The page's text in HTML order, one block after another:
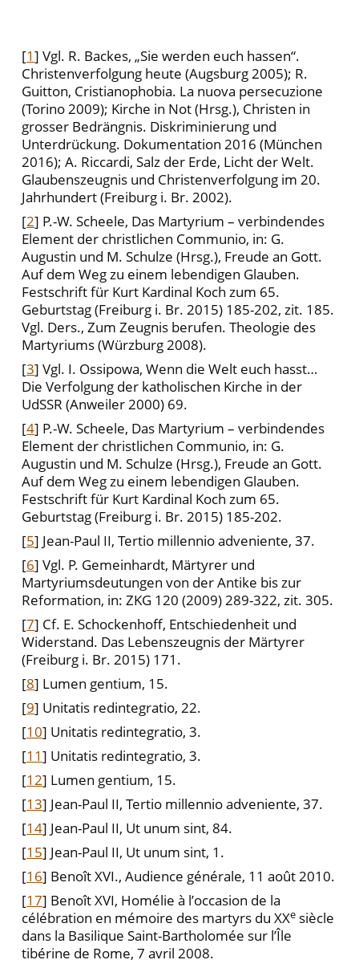
[1] Vgl. R. Backes, „Sie werden euch hassen“.
Christenverfolgung heute (Augsburg 2005); R.
Guitton, Cristianophobia. La nuova persecuzione
(Torino 2009); Kirche in Not (Hrsg.), Christen in
grosser Bedrängnis. Diskriminierung und
Unterdrückung. Dokumentation 2016 (München
2016); A. Riccardi, Salz der Erde, Licht der Welt.
Glaubenszeugnis und Christenverfolgung im 20.
Jahrhundert (Freiburg i. Br. 2002).
[2] P.-W. Scheele, Das Martyrium – verbindendes
Element der christlichen Communio, in: G.
Augustin und M. Schulze (Hrsg.), Freude an Gott.
Auf dem Weg zu einem lebendigen Glauben.
Festschrift für Kurt Kardinal Koch zum 65.
Geburtstag (Freiburg i. Br. 2015) 185-202, zit. 185.
Vgl. Ders., Zum Zeugnis berufen. Theologie des
Martyriums (Würzburg 2008).
[3] Vgl. I. Ossipowa, Wenn die Welt euch hasst…
Die Verfolgung der katholischen Kirche in der
UdSSR (Anweiler 2000) 69.
[4] P.-W. Scheele, Das Martyrium – verbindendes
Element der christlichen Communio, in: G.
Augustin und M. Schulze (Hrsg.), Freude an Gott.
Auf dem Weg zu einem lebendigen Glauben.
Festschrift für Kurt Kardinal Koch zum 65.
Geburtstag (Freiburg i. Br. 2015) 185-202.
[5] Jean-Paul II, Tertio millennio adveniente, 37.
[6] Vgl. P. Gemeinhardt, Märtyrer und
Martyriumsdeutungen von der Antike bis zur
Reformation, in: ZKG 120 (2009) 289-322, zit. 305.
[7] Cf. E. Schockenhoff, Entschiedenheit und
Widerstand. Das Lebenszeugnis der Märtyrer
(Freiburg i. Br. 2015) 171.
[8] Lumen gentium, 15.
[9] Unitatis redintegratio, 22.
[10] Unitatis redintegratio, 3.
[11] Unitatis redintegratio, 3.
[12] Lumen gentium, 15.
[13] Jean-Paul II, Tertio millennio adveniente, 37.
[14] Jean-Paul II, Ut unum sint, 84.
[15] Jean-Paul II, Ut unum sint, 1.
[16] Benoît XVI., Audience générale, 11 août 2010.
[17] Benoît XVI, Homélie à l’occasion de la
célébration en mémoire des martyrs du XXe siècle
dans la Basilique Saint-Bartholomée sur l’Île
tibérine de Rome, 7 avril 2008.